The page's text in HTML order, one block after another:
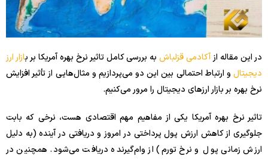
در این مقاله ازآکادمی قزلباش به بررسی کامل تاثیر نرخ بهره آمریکا بر بازار ارز
دیجیتال و ارتباط احتمالی بین این دو می‌پردازیم و مثال‌هایی از تأثیر افزایش
نرخ بهره بر بازار ارزهای دیجیتال را مرور می‌کنیم.
تاثیر نرخ بهره آمریکا یکی از مفاهیم مهم اقتصادی هست، نرخی که بابت
جلوگیری از کاهش ارزش پول پرداختی در امروز و دریافتی در آینده (به دلیل
ارزش زمانی پول و نرخ تورم) از وام‌گیرنده دریافت می‌شود. همچنین در